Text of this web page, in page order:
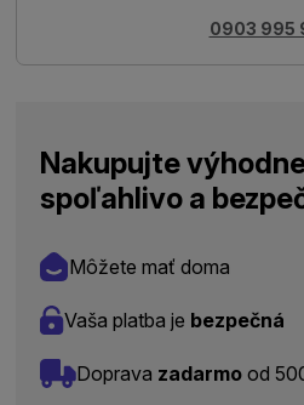
0903 995
Nakupujte
spoľahlivo a
Môžete mať doma
Vaša platba je bezpečná
Doprava zadarmo od